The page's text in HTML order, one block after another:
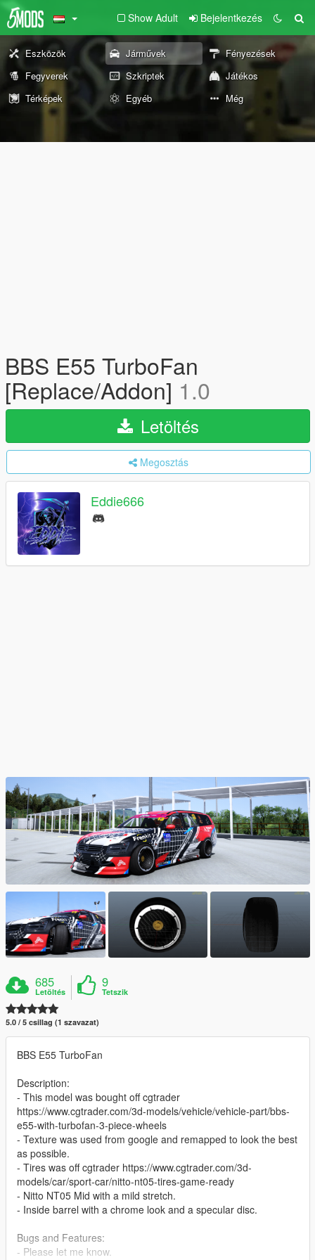
Show Adult Bejelentkezés
Eszközök Járművek
Fényezések
Fegyverek
Szkriptek
Játékos
Térképek
Egyéb Még
BBS E55 TurboFan
[Replace/Addon] 1.0
Letöltés
Megosztás
Eddie666
685
Letöltés
9
Tetszik
5.0 / 5 csillag (1 szavazat)
BBS E55 TurboFan
Description:
- This model was bought off cgtrader
https://www.cgtrader.com/3d-models/vehicle/vehicle-part/bbs-
e55-with-turbofan-3-piece-wheels
- Texture was used from google and remapped to look the best
as possible.
- Tires was off cgtrader https://www.cgtrader.com/3d-
models/car/sport-car/nitto-nt05-tires-game-ready
- Nitto NT05 Mid with a mild stretch.
- Inside barrel with a chrome look and a specular disc.
Bugs and Features:
- Please let me know.